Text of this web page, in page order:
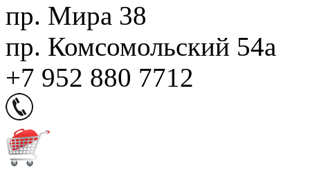
пр. Мира 38
пр. Комсомольский 54а
+7 952 880 7712